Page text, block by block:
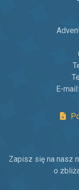
E-mail:
Zapisz się na nasz
o